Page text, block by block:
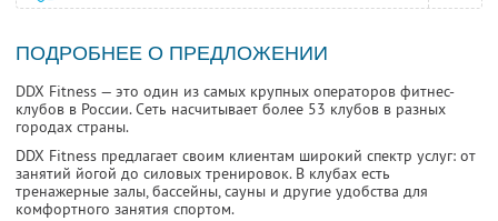
ПОДРОБНЕЕ О ПРЕДЛОЖЕНИИ
DDX Fitness — это один из самых крупных операторов фитнес-
клубов в России. Сеть насчитывает более 53 клубов в разных
городах страны.
DDX Fitness предлагает своим клиентам широкий спектр услуг: от
занятий йогой до силовых тренировок. В клубах есть
тренажерные залы, бассейны, сауны и другие удобства для
комфортного занятия спортом.